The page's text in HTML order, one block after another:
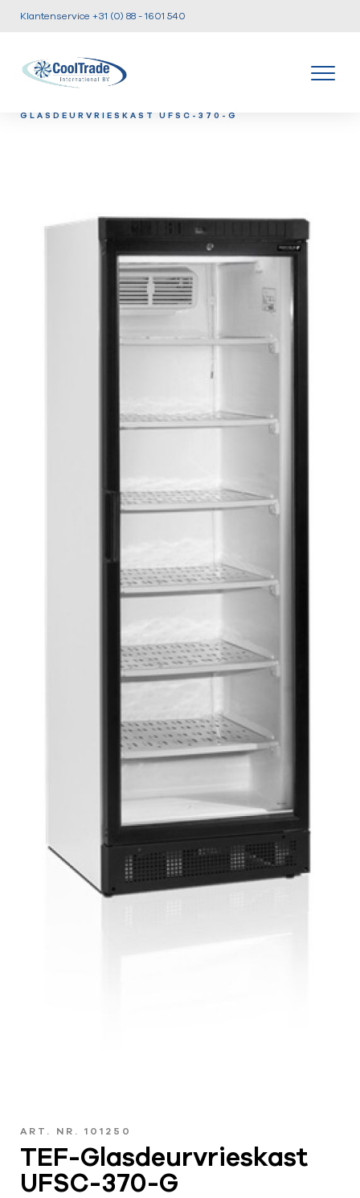
Klantenservice +31 (0) 88 - 1601 540
GLASDEURVRIESKAST UFSC-370-G
ART. NR. 101250
TEF-Glasdeurvrieskast
UFSC-370-G